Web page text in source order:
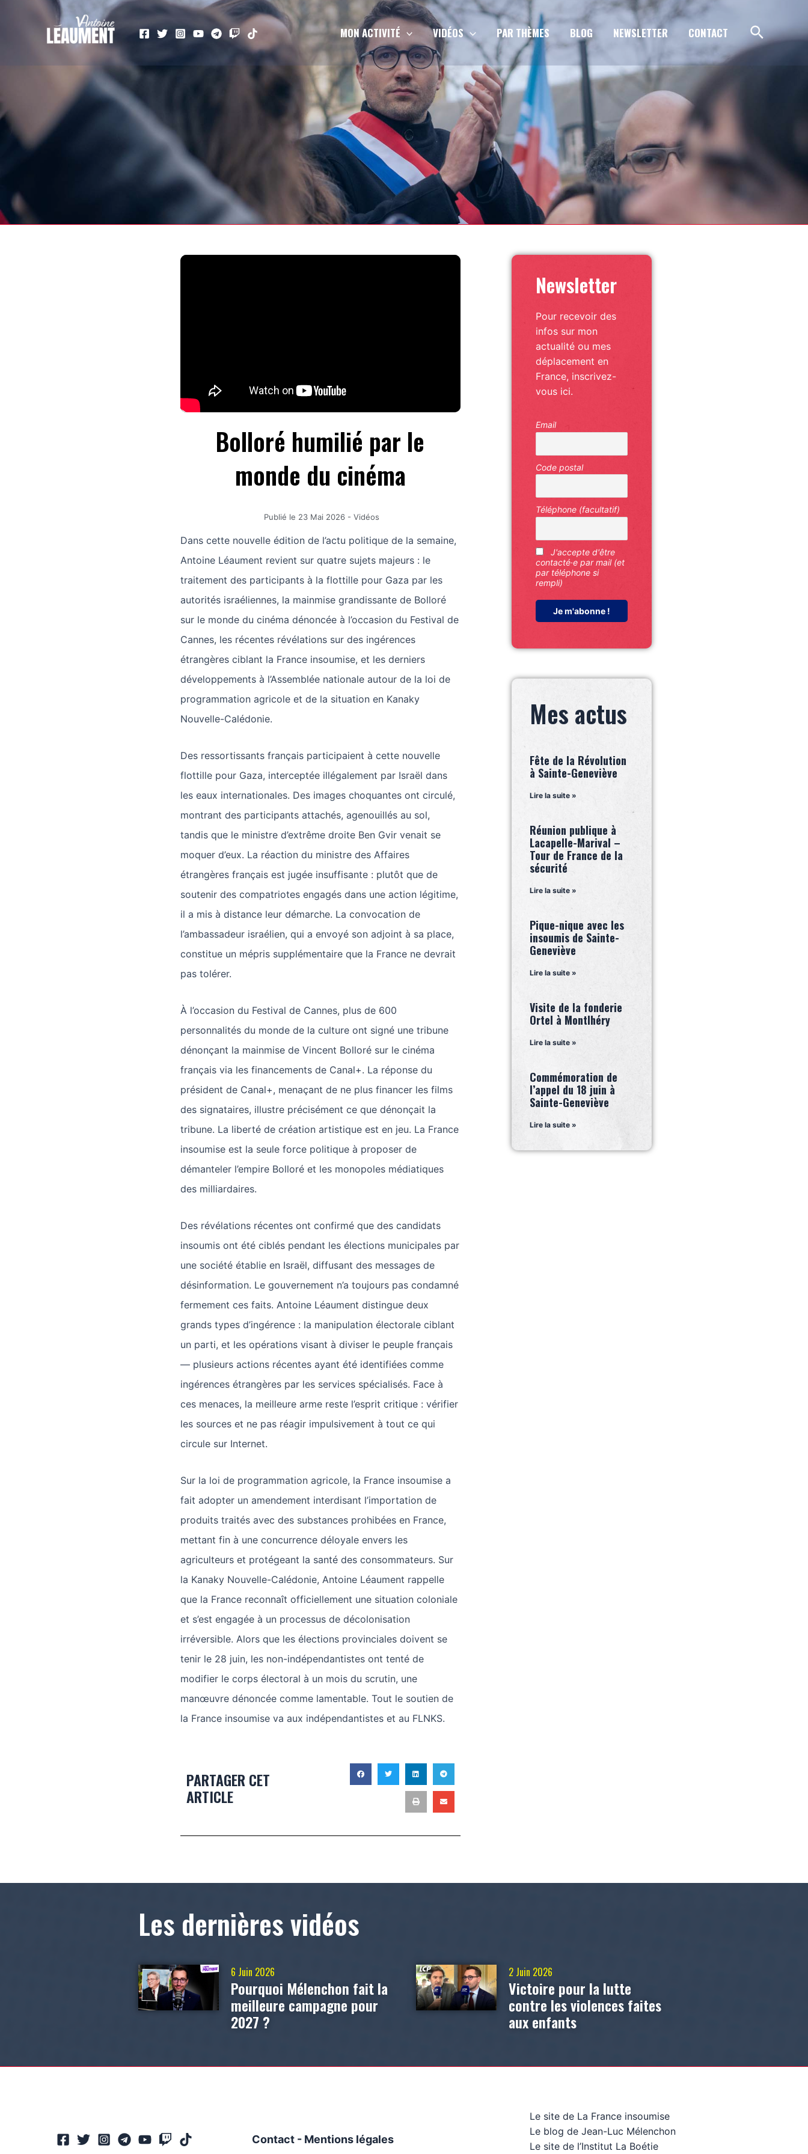
MON ACTIVITÉ VIDÉOS PAR THÈMES BLOG NEWSLETTER CONTACT
Bolloré humilié par le
monde du cinéma
Publié le 23 Mai 2026 - Vidéos
Dans cette nouvelle édition de l’actu politique de la semaine,
Antoine Léaument revient sur quatre sujets majeurs : le
traitement des participants à la flottille pour Gaza par les
autorités israéliennes, la mainmise grandissante de Bolloré
sur le monde du cinéma dénoncée à l’occasion du Festival de
Cannes, les récentes révélations sur des ingérences
étrangères ciblant la France insoumise, et les derniers
développements à l’Assemblée nationale autour de la loi de
programmation agricole et de la situation en Kanaky
Nouvelle-Calédonie.
Des ressortissants français participaient à cette nouvelle
flottille pour Gaza, interceptée illégalement par Israël dans
les eaux internationales. Des images choquantes ont circulé,
montrant des participants attachés, agenouillés au sol,
tandis que le ministre d’extrême droite Ben Gvir venait se
moquer d’eux. La réaction du ministre des Affaires
étrangères français est jugée insuffisante : plutôt que de
soutenir des compatriotes engagés dans une action légitime,
il a mis à distance leur démarche. La convocation de
l’ambassadeur israélien, qui a envoyé son adjoint à sa place,
constitue un mépris supplémentaire que la France ne devrait
pas tolérer.
À l’occasion du Festival de Cannes, plus de 600
personnalités du monde de la culture ont signé une tribune
dénonçant la mainmise de Vincent Bolloré sur le cinéma
français via les financements de Canal+. La réponse du
président de Canal+, menaçant de ne plus financer les films
des signataires, illustre précisément ce que dénonçait la
tribune. La liberté de création artistique est en jeu. La France
insoumise est la seule force politique à proposer de
démanteler l’empire Bolloré et les monopoles médiatiques
des milliardaires.
Des révélations récentes ont confirmé que des candidats
insoumis ont été ciblés pendant les élections municipales par
une société établie en Israël, diffusant des messages de
désinformation. Le gouvernement n’a toujours pas condamné
fermement ces faits. Antoine Léaument distingue deux
grands types d’ingérence : la manipulation électorale ciblant
un parti, et les opérations visant à diviser le peuple français
— plusieurs actions récentes ayant été identifiées comme
ingérences étrangères par les services spécialisés. Face à
ces menaces, la meilleure arme reste l’esprit critique : vérifier
les sources et ne pas réagir impulsivement à tout ce qui
circule sur Internet.
Sur la loi de programmation agricole, la France insoumise a
fait adopter un amendement interdisant l’importation de
produits traités avec des substances prohibées en France,
mettant fin à une concurrence déloyale envers les
agriculteurs et protégeant la santé des consommateurs. Sur
la Kanaky Nouvelle-Calédonie, Antoine Léaument rappelle
que la France reconnaît officiellement une situation coloniale
et s’est engagée à un processus de décolonisation
irréversible. Alors que les élections provinciales doivent se
tenir le 28 juin, les non-indépendantistes ont tenté de
modifier le corps électoral à un mois du scrutin, une
manœuvre dénoncée comme lamentable. Tout le soutien de
la France insoumise va aux indépendantistes et au FLNKS.
PARTAGER CET
ARTICLE
Newsletter
Pour recevoir des
infos sur mon
actualité ou mes
déplacement en
France, inscrivez-
vous ici.
Email
Code postal
Téléphone (facultatif)
J'accepte d'être
contacté·e par mail (et
par téléphone si
rempli)
Mes actus
Fête de la Révolution
à Sainte-Geneviève
Lire la suite »
Réunion publique à
Lacapelle-Marival –
Tour de France de la
sécurité
Lire la suite »
Pique-nique avec les
insoumis de Sainte-
Geneviève
Lire la suite »
Visite de la fonderie
Ortel à Montlhéry
Lire la suite »
Commémoration de
l’appel du 18 juin à
Sainte-Geneviève
Lire la suite »
Les dernières vidéos
6 Juin 2026
Pourquoi Mélenchon fait la
meilleure campagne pour
2027 ?
2 Juin 2026
Victoire pour la lutte
contre les violences faites
aux enfants
Contact - Mentions légales
Le site de La France insoumise
Le blog de Jean-Luc Mélenchon
Le site de l’Institut La Boétie